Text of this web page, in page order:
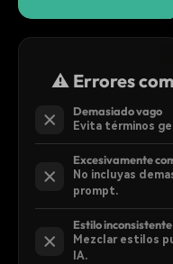
⚠️ Errores
Demasiado vago
Evita términos
Excesivamente
No incluyas
prompt.
Estilo inconsistente
Mezclar estilos
IA.